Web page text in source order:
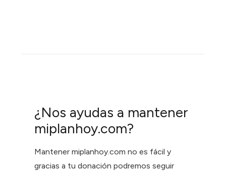
¿Nos ayudas a mantener
miplanhoy.com?
Mantener miplanhoy.com no es fácil y
gracias a tu donación podremos seguir